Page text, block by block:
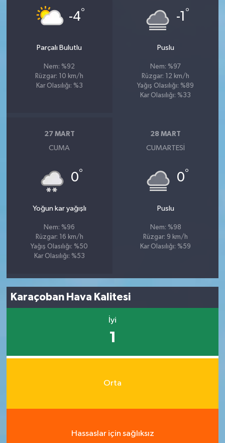
-4°
Parçalı Bulutlu
Nem: %92
Rüzgar: 10 km/h
Kar Olasılığı: %3
-1 °
Puslu
Nem: %97
Rüzgar: 12 km/h
Yağış Olasılığı: %89
Kar Olasılığı: %33
27 MART
CUMA
0°
Yoğun kar yağışlı
Nem: %96
Rüzgar: 16 km/h
Yağış Olasılığı: %50
Kar Olasılığı: %53
28 MART
CUMARTESI
0°
Puslu
Nem: %98
Rüzgar: 9 km/h
Kar Olasılığı: %59
Karaçoban Hava Kalitesi
İyi
1
Orta
Hassaslar için sağlıksız